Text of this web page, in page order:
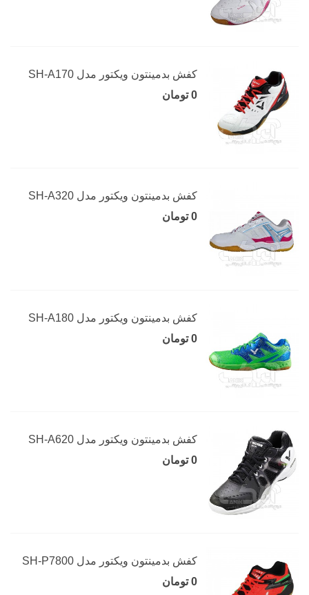
کفش بدمینتون ویکتور مدل SH-A170
0 تومان
کفش بدمینتون ویکتور مدل SH-A320
0 تومان
کفش بدمینتون ویکتور مدل SH-A180
0 تومان
کفش بدمینتون ویکتور مدل SH-A620
0 تومان
کفش بدمینتون ویکتور مدل SH-P7800
0 تومان